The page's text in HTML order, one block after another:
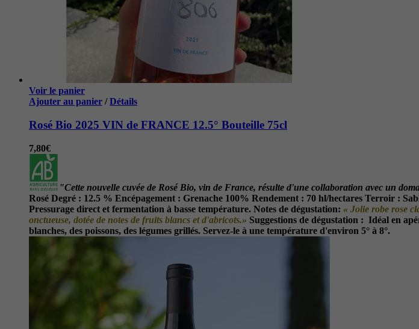
Voir le panier
Ajouter au panier / Détails
Rosé Bio 2025 VIN de FRANCE 12.5° Bouteille 75cl
7,80€
"Cette nouvelle cuvée de Rosé Bio, vin de France, résulte d'une collaboration avec un
Rosé Degré : 12.5 % Encépagement : Grenache 100% Rendement : 70 hl/hectares Terroir :
Pressurage direct et fermentation à basse température. Notes de dégustation: « Jolie robe rose
onctueuse, dotée de notes de fruits blancs et d'abricots.» Suggestions de dégustation : Idéal en
blanches, des poissons, des légumes grillés. Servez-le à une température d'environ 5° à 8°.